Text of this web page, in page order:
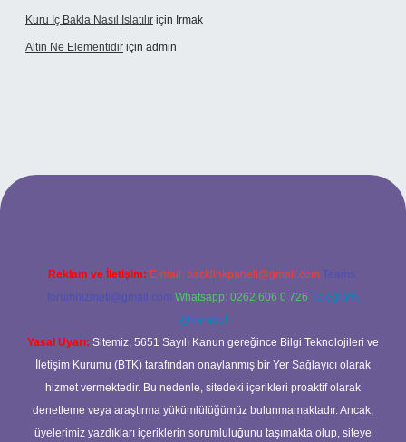
Kuru Iç Bakla Nasıl Islatılır için Irmak
Altın Ne Elementidir için admin
güncel giriş
Reklam ve İletişim: E-mail: backlinkpaneli@gmail.com Teams:
forumhizmeti@gmail.com Whatsapp: 0262 606 0 726 Telegram:
@karabul
Yasal Uyarı: Sitemiz, 5651 Sayılı Kanun gereğince Bilgi Teknolojileri ve
İletişim Kurumu (BTK) tarafından onaylanmış bir Yer Sağlayıcı olarak
hizmet vermektedir. Bu nedenle, sitedeki içerikleri proaktif olarak
denetleme veya araştırma yükümlülüğümüz bulunmamaktadır. Ancak,
üyelerimiz yazdıkları içeriklerin sorumluluğunu taşımakta olup, siteye